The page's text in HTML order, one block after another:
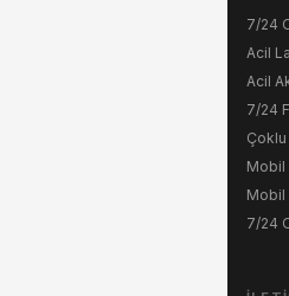
7/24
Acil
Acil
7/24
Mobil
Mobil
7/24